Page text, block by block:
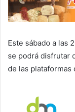
Este sábado a las
se podrá disfrutar
de las plataformas